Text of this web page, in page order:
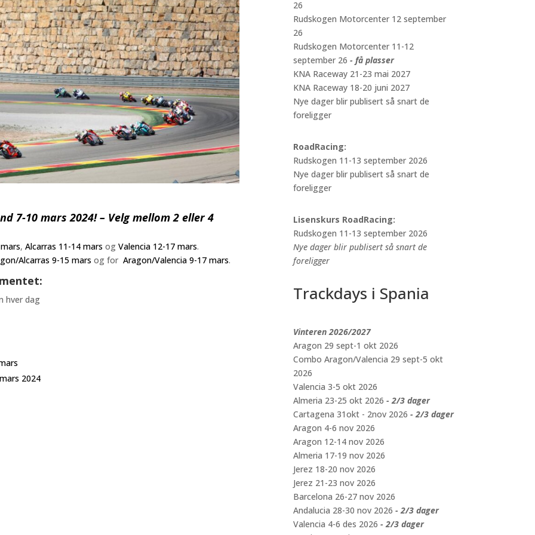
7-10 mars 2024! – Velg mellom 2 eller 4
,Alcarras 11-14 mars ogValencia 12-17 mars.
Alcarras 9-15 mars og forAragon/Valencia 9-17 mars.
hver dag
2024
26
Rudskogen Motorcenter 12 september
26
Rudskogen Motorcenter 11-12
september 26 - få plasser
KNA Raceway 21-23 mai 2027
KNA Raceway 18-20 juni 2027
Nye dager blir publisert så snart de
foreligger
RoadRacing:
Rudskogen 11-13 september 2026
Nye dager blir publisert så snart de
foreligger
Lisenskurs RoadRacing:
Rudskogen 11-13 september 2026
Nye dager blir publisert så snart de
foreligger
Trackdays i Spania
Vinteren 2026/2027
Aragon 29 sept-1 okt 2026
Combo Aragon/Valencia 29 sept-5 okt
2026
Valencia 3-5 okt 2026
Almeria 23-25 okt 2026 - 2/3 dager
Cartagena 31okt - 2nov 2026 - 2/3 dager
Aragon 4-6 nov 2026
Aragon 12-14 nov 2026
Almeria 17-19 nov 2026
Jerez 18-20 nov 2026
Jerez 21-23 nov 2026
Barcelona 26-27 nov 2026
Andalucia 28-30 nov 2026 - 2/3 dager
Valencia 4-6 des 2026 - 2/3 dager